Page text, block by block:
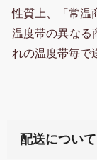
性質上、「常温
温度帯の異なる
れの温度帯毎で
配送について